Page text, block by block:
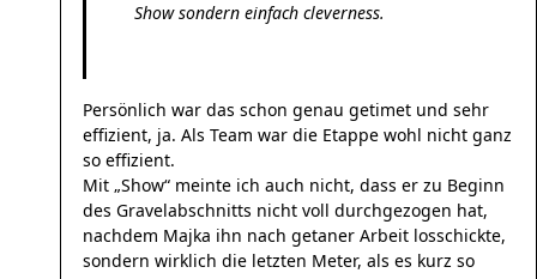
Show sondern einfach cleverness.
Persönlich war das schon genau getimet und sehr
effizient, ja. Als Team war die Etappe wohl nicht ganz
so effizient.
Mit „Show“ meinte ich auch nicht, dass er zu Beginn
des Gravelabschnitts nicht voll durchgezogen hat,
nachdem Majka ihn nach getaner Arbeit losschickte,
sondern wirklich die letzten Meter, als es kurz so